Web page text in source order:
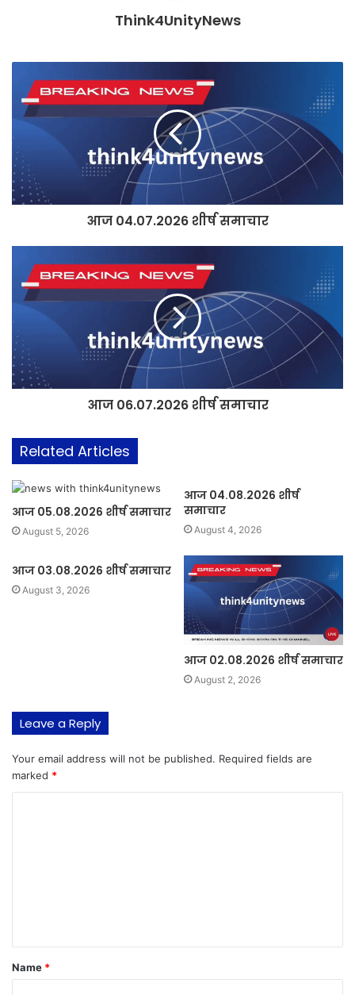
Think4UnityNews
आज 04.07.2026 शीर्ष समाचार
आज 06.07.2026 शीर्ष समाचार
Related Articles
आज 05.08.2026 शीर्ष समाचार
August 5, 2026
आज 04.08.2026 शीर्ष
समाचार
August 4, 2026
आज 03.08.2026 शीर्ष समाचार
August 3, 2026
आज 02.08.2026 शीर्ष समाचार
August 2, 2026
Leave a Reply
Your email address will not be published. Required fields are
marked *
t
*
Name *